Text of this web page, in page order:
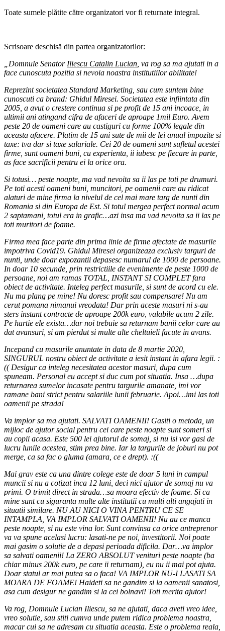
Toate sumele plătite către organizatori vor fi returnate integral.
Scrisoare deschisă din partea organizatorilor:
„Domnule Senator Iliescu Catalin Lucian , va rog sa ma ajutati in a
face cunoscuta pozitia si nevoia noastra institutiilor abilitate!
Reprezint societatea Standard Marketing, sau cum suntem bine
cunoscuti ca brand: Ghidul Miresei. Societatea este infiintata din
2005, a avut o crestere continua si pe profit de 15 ani incoace, in
ultimii ani atingand cifra de afaceri de aproape 1mil Euro. Avem
peste 20 de oameni care au castiguri cu forme 100% legale din
aceasta afacere. Platim de 15 ani sute de mii de lei anual impozite si
taxe: tva dar si taxe salariale. Cei 20 de oameni sunt sufletul acestei
firme, sunt oameni buni, cu experienta, ii iubesc pe fiecare in parte,
as face sacrificii pentru ei la orice ora.
Si totusi… peste noapte, ma vad nevoita sa ii las pe toti pe drumuri.
Pe toti acesti oameni buni, muncitori, pe oamenii care au ridicat
alaturi de mine firma la nivelul de cel mai mare targ de nunti din
Romania si din Europa de Est. Si totul mergea perfect normal acum
2 saptamani, totul era in grafic…azi insa ma vad nevoita sa ii las pe
toti muritori de foame.
Firma mea face parte din prima linie de firme afectate de masurile
impotriva Covid19. Ghidul Miresei organizeaza exclusiv targuri de
nunti, unde doar expozantii depasesc numarul de 1000 de persoane.
In doar 10 secunde, prin restrictiile de evenimente de peste 1000 de
persoane, noi am ramas TOTAL, INSTANT SI COMPLET fara
obiect de activitate. Inteleg perfect masurile, si sunt de acord cu ele.
Nu ma plang pe mine! Nu doresc profit sau compensare! Nu am
cerut pomana nimanui vreodata! Dar prin aceste masuri ni s-au
sters instant contracte de aproape 200k euro, valabile acum 2 zile.
Pe hartie ele exista…dar noi trebuie sa returnam banii celor care au
dat avansuri, si am pierdut si multe alte cheltuieli facute in avans.
Incepand cu masurile anuntate in data de 8 martie 2020,
SINGURUL nostru obiect de activitate a iesit instant in afara legii. :
(( Desigur ca inteleg necesitatea acestor masuri, dupa cum
spuneam. Personal eu accept si duc cum pot situatia. Insa …dupa
returnarea sumelor incasate pentru targurile amanate, imi vor
ramane bani strict pentru salariile lunii februarie. Apoi…imi las toti
oamenii pe strada!
Va implor sa ma ajutati. SALVATI OAMENII! Gasiti o metoda, un
mijloc de ajutor social pentru cei care peste noapte sunt someri si
au copii acasa. Este 500 lei ajutorul de somaj, si nu isi vor gasi de
lucru lunile acestea, stim prea bine. Iar la targurile de joburi nu pot
merge, ca sa fac o gluma (amara, ce e drept). :((
Mai grav este ca una dintre colege este de doar 5 luni in campul
muncii si nu a cotizat inca 12 luni, deci nici ajutor de somaj nu va
primi. O trimit direct in strada…sa moara efectiv de foame. Si ca
mine sunt cu siguranta multe alte institutii cu multi alti angajati in
situatii similare. NU AU NICI O VINA PENTRU CE SE
INTAMPLA, VA IMPLOR SALVATI OAMENII! Nu au ce manca
peste noapte, si nu este vina lor. Sunt convinsa ca orice antreprenor
va va spune acelasi lucru: lasati-ne pe noi, investitorii. Noi poate
mai gasim o solutie de a depasi perioada dificila. Dar…va implor
sa salvati oamenii! La ZERO ABSOLUT venituri peste noapte (ba
chiar minus 200k euro, pe care ii returnam), eu nu ii mai pot ajuta.
Doar statul ar mai putea sa o faca! VA IMPLOR NU-I LASATI SA
MOARA DE FOAME! Haideti sa ne gandim si la oamenii sanatosi,
asa cum desigur ne gandim si la cei bolnavi! Toti merita ajutor!
Va rog, Domnule Lucian Iliescu, sa ne ajutati, daca aveti vreo idee,
vreo solutie, sau stiti cumva unde putem ridica problema noastra,
macar cui sa ne adresam cu situatia aceasta. Este o problema reala,